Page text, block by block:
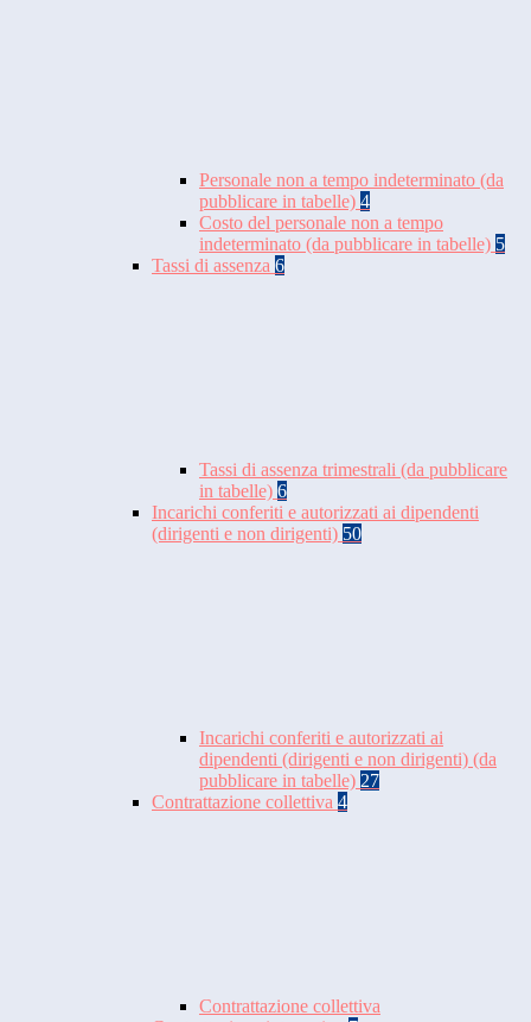
Personale non a tempo indeterminato (da
pubblicare in tabelle) 4
Costo del personale non a tempo
indeterminato (da pubblicare in tabelle) 5
Tassi di assenza 6
Tassi di assenza trimestrali (da pubblicare
in tabelle) 6
Incarichi conferiti e autorizzati ai dipendenti
(dirigenti e non dirigenti) 50
Incarichi conferiti e autorizzati ai
dipendenti (dirigenti e non dirigenti) (da
pubblicare in tabelle) 27
Contrattazione collettiva 4
Contrattazione collettiva